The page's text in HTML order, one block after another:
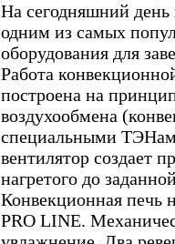
На сегодняшний
одним из самых
оборудования для
Работа
построена на
воздухообмена
специальными
вентилятор создает
нагретого до
Конвекционная печь
PRO LINE.